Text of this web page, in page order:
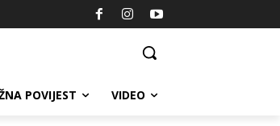
POVIJEST VIDEO